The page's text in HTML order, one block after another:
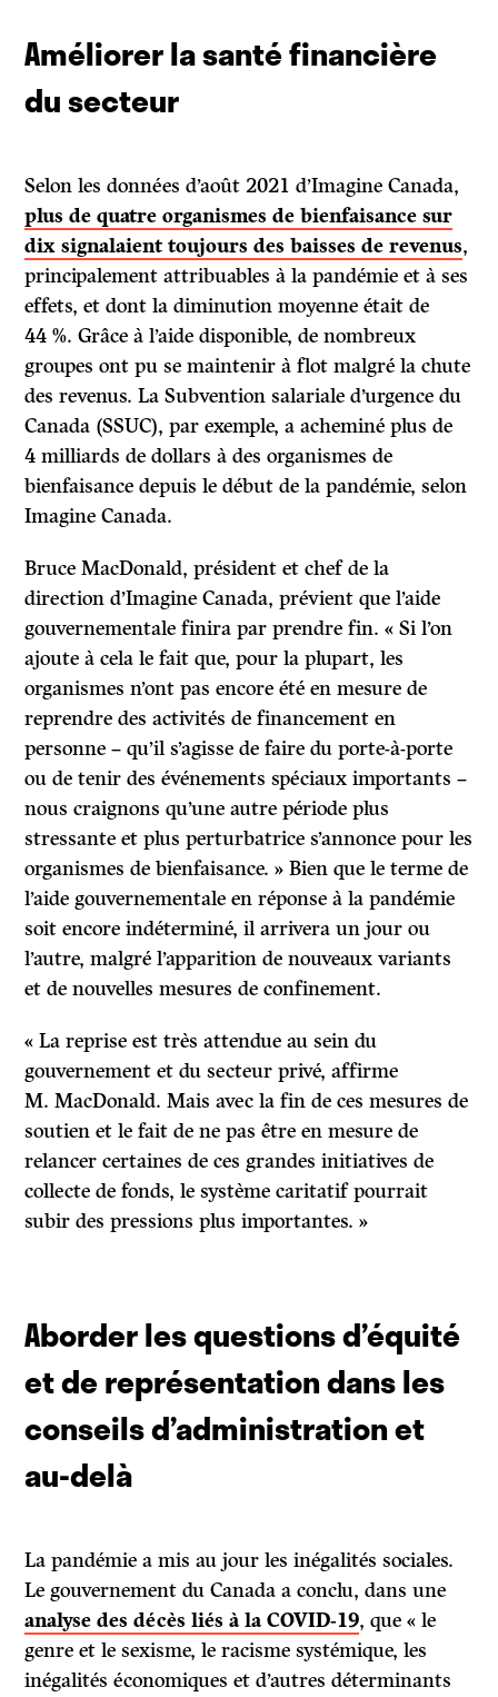
Améliorer la santé financière
du secteur
Selon les données d’août 2021 d’Imagine Canada,
plus de quatre organismes de bienfaisance sur
dix signalaient toujours des baisses de revenus,
principalement attribuables à la pandémie et à ses
effets, et dont la diminution moyenne était de
44 %. Grâce à l’aide disponible, de nombreux
groupes ont pu se maintenir à flot malgré la chute
des revenus. La Subvention salariale d’urgence du
Canada (SSUC), par exemple, a acheminé plus de
4 milliards de dollars à des organismes de
bienfaisance depuis le début de la pandémie, selon
Imagine Canada.
Bruce MacDonald, président et chef de la
direction d’Imagine Canada, prévient que l’aide
gouvernementale finira par prendre fin. « Si l’on
ajoute à cela le fait que, pour la plupart, les
organismes n’ont pas encore été en mesure de
reprendre des activités de financement en
personne – qu’il s’agisse de faire du porte-à-porte
ou de tenir des événements spéciaux importants –
nous craignons qu’une autre période plus
stressante et plus perturbatrice s’annonce pour les
organismes de bienfaisance. » Bien que le terme de
l’aide gouvernementale en réponse à la pandémie
soit encore indéterminé, il arrivera un jour ou
l’autre, malgré l’apparition de nouveaux variants
et de nouvelles mesures de confinement.
« La reprise est très attendue au sein du
gouvernement et du secteur privé, affirme
M. MacDonald. Mais avec la fin de ces mesures de
soutien et le fait de ne pas être en mesure de
relancer certaines de ces grandes initiatives de
collecte de fonds, le système caritatif pourrait
subir des pressions plus importantes. »
Aborder les questions d’équité
et de représentation dans les
conseils d’administration et
au-delà
La pandémie a mis au jour les inégalités sociales.
Le gouvernement du Canada a conclu, dans une
analyse des décès liés à la COVID-19, que « le
genre et le sexisme, le racisme systémique, les
inégalités économiques et d’autres déterminants